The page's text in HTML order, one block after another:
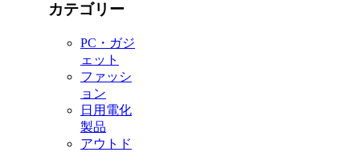
カテゴリー
PC・ガジ
ェット
ファッシ
ョン
日用電化
製品
アウトド